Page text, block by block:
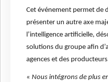
Cet événement permet de
présenter un autre axe
l’intelligence artificielle,
solutions du groupe afin
agences et des
« Nous intégrons de plus